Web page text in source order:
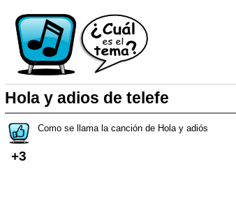
Hola y adios de telefe
+3
Como se llama la canción de Hola y adiós